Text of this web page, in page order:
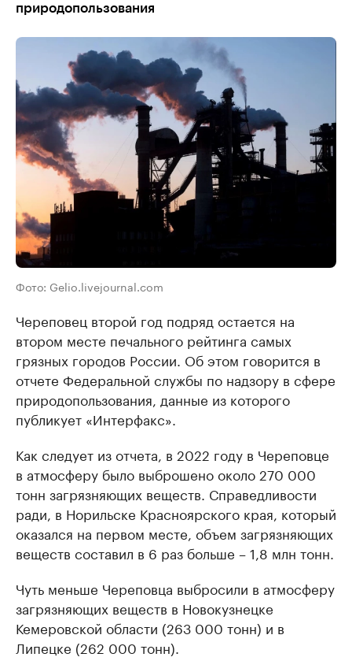
природопользования
Фото: Gelio.livejournal.com
Череповец второй год подряд остается на
втором месте печального рейтинга самых
грязных городов России. Об этом говорится в
отчете Федеральной службы по надзору в сфере
природопользования, данные из которого
публикует «Интерфакс».
Как следует из отчета, в 2022 году в Череповце
в атмосферу было выброшено около 270 000
тонн загрязняющих веществ. Справедливости
ради, в Норильске Красноярского края, который
оказался на первом месте, объем загрязняющих
веществ составил в 6 раз больше – 1,8 млн тонн.
Чуть меньше Череповца выбросили в атмосферу
загрязняющих веществ в Новокузнецке
Кемеровской области (263 000 тонн) и в
Липецке (262 000 тонн).